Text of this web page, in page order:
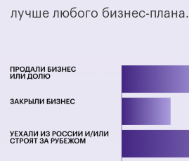
лучше любого бизнес-плана.